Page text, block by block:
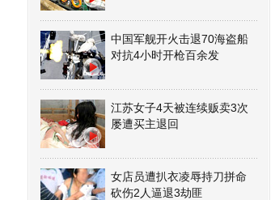
中国军舰开火击退70海盗船
对抗4小时开枪百余发
江苏女子4天被连续贩卖3次
屡遭买主退回
女店员遭扒衣凌辱持刀拼命
砍伤2人逼退3劫匪